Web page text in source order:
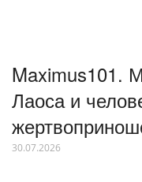
Maximus101.
Лаоса и
30.07.2026